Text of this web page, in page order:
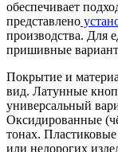
обеспечивает
представлено
производства. Для
пришивные
Покрытие и
вид. Латунные
универсальный
Оксидированные
тонах.
или недорогих